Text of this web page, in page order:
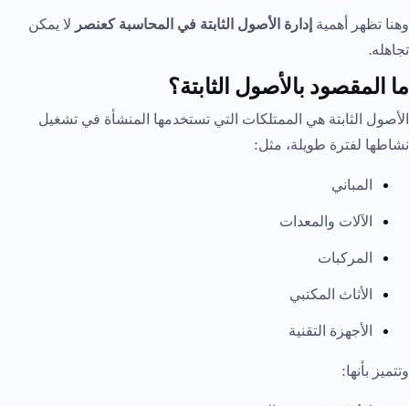
وهنا تظهر أهمية إدارة الأصول الثابتة في المحاسبة كعنصر لا يمكن
تجاهله.
ما المقصود بالأصول الثابتة؟
الأصول الثابتة هي الممتلكات التي تستخدمها المنشأة في تشغيل
نشاطها لفترة طويلة، مثل:
المباني
الآلات والمعدات
المركبات
الأثاث المكتبي
الأجهزة التقنية
وتتميز بأنها: